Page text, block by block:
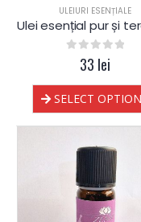
ULEIURI ESENȚIALE
out of 5
33 lei
SELECT